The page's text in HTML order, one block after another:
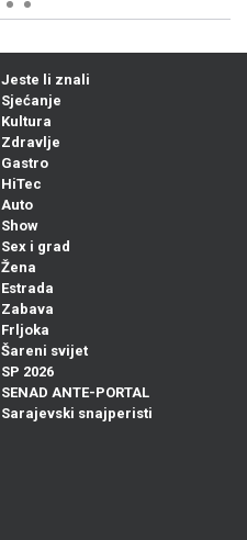
Jeste li znali
Sjećanje
Kultura
Zdravlje
Gastro
HiTec
Auto
Show
Sex i grad
Žena
Estrada
Zabava
Frljoka
Šareni svijet
SP 2026
SENAD ANTE-PORTAL
Sarajevski snajperisti